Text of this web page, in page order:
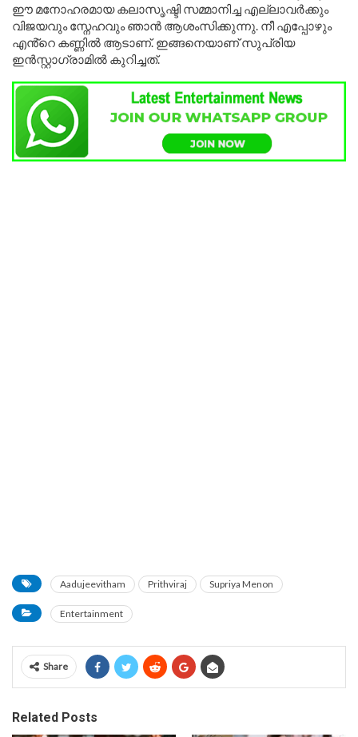
ഈ മനോഹരമായ കലാസൃഷ്ടി സമ്മാനിച്ച എല്ലാവർക്കും
വിജയവും സ്നേഹവും ഞാൻ ആശംസിക്കുന്നു. നീ എപ്പോഴും
എൻ്റെ കണ്ണിൽ ആടാണ്. ഇങ്ങനെയാണ് സുപ്രിയ
ഇൻസ്റ്റാഗ്രാമിൽ കുറിച്ചത്.
Aadujeevitham Prithviraj Supriya Menon
Entertainment
Share
Related Posts